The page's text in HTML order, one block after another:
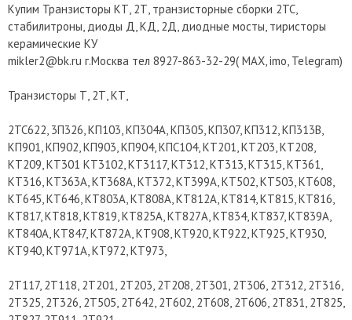
Купим Транзисторы КТ, 2Т, транзисторные сборки 2ТС,
стабилитроны, диоды Д, КД, 2Д, диодные мосты, тиристоры
керамические КУ
mikler2@bk.ru г.Москва тел 8927-863-32-29( МАХ, imo, Telegram)
Транзисторы Т, 2Т, КТ,
2ТС622, 3П326, КП103, КП304А, КП305, КП307, КП312, КП313В,
КП901, КП902, КП903, КП904, КПС104, КТ201, КТ203, КТ208,
КТ209, КТ301 КТ3102, КТ3117, КТ312, КТ313, КТ315, КТ361,
КТ316, КТ363А, КТ368А, КТ372, КТ399А, КТ502, КТ503, КТ608,
КТ645, КТ646, КТ803А, КТ808А, КТ812А, КТ814, КТ815, КТ816,
КТ817, КТ818, КТ819, КТ825А, КТ827А, КТ834, КТ837, КТ839А,
КТ840А, КТ847, КТ872А, КТ908, КТ920, КТ922, КТ925, КТ930,
КТ940, КТ971А, КТ972, КТ973,
2Т117, 2Т118, 2Т201, 2Т203, 2Т208, 2Т301, 2Т306, 2Т312, 2Т316,
2Т325, 2Т326, 2Т505, 2Т642, 2Т602, 2Т608, 2Т606, 2Т831, 2Т825,